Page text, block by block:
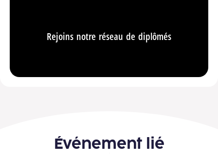
Rejoins notre réseau de diplômés
Événement lié